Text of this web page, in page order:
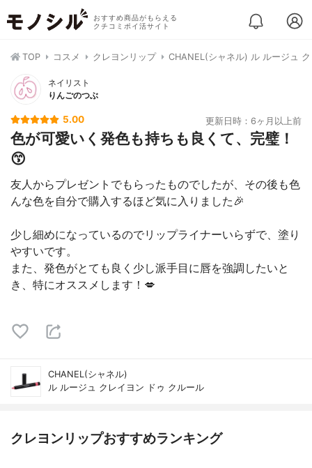
おすすめ商品がもらえる
クチコミポイ活サイト
TOP コスメ クレヨンリップ CHANEL(シャネル) ル ルージュ
ネイリスト
りんごのつぶ
5.00 更新日時：6ヶ月以上前
色が可愛いく発色も持ちも良くて、完璧！
😙
友人からプレゼントでもらったものでしたが、その後も色
んな色を自分で購入するほど気に入りました🎉
少し細めになっているのでリップライナーいらずで、塗り
やすいです。
また、発色がとても良く少し派手目に唇を強調したいと
き、特にオススメします！💋
CHANEL(シャネル)
ル ルージュ クレイヨン ドゥ クルール
クレヨンリップおすすめランキング